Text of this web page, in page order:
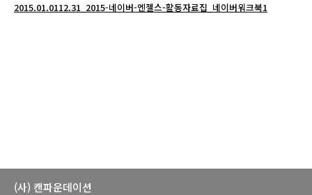
2015.01.0112.31_2015-네이버-엔젤스-활동자료집_네이버워크북1
(사) 캔파운데이션